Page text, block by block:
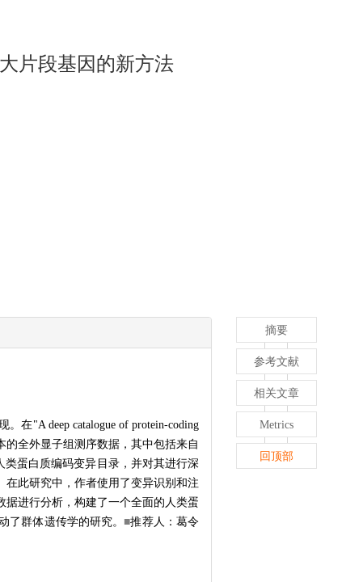
片段基因的新方法
在"A deep catalogue of protein-coding
的全外显子组测序数据，其中包括来自
蛋白质编码变异目录，并对其进行深
在此研究中，作者使用了变异识别和注
进行分析，构建了一个全面的人类蛋
了群体遗传学的研究。 ■推荐人：葛令
摘要
参考文献
相关文章
Metrics
回顶部